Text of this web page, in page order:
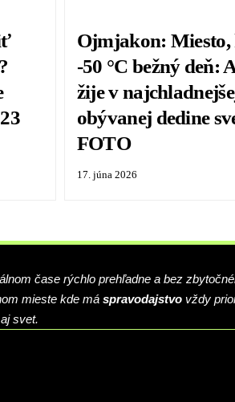
Ojmjakon: Miesto,
-50 °C bežný deň:
žije v
obývanej dedine
FOTO
17. júna 2026
čase rýchlo prehľadne a bez
mieste kde má spravodajstvo vždy
svet.